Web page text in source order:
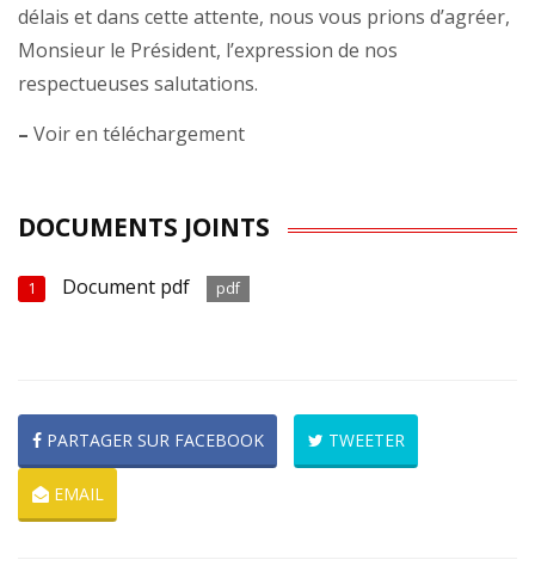
délais et dans cette attente, nous vous prions d’agréer,
Monsieur le Président, l’expression de nos
respectueuses salutations.
– Voir en téléchargement
DOCUMENTS JOINTS
1 Document pdf pdf
PARTAGER SUR FACEBOOK TWEETER
EMAIL